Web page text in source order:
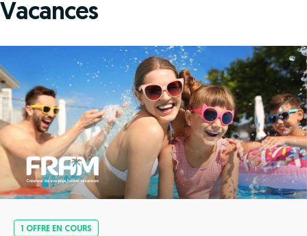
Vacances
1 OFFRE EN COURS